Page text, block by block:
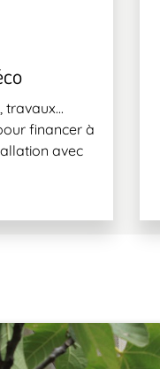
financer à
avec